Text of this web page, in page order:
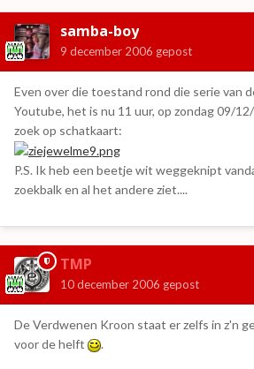
samba-boy
9 december 2006 gepost
Even over die toestand rond die serie van
Youtube, het is nu 11 uur, op zondag 09/
zoek op schatkaart:
P.S. Ik heb een beetje wit weggeknipt
zoekbalk en al het andere ziet....
TMP
10 december 2006 gepost
De Verdwenen Kroon staat er zelfs in z'n
voor de helft
.